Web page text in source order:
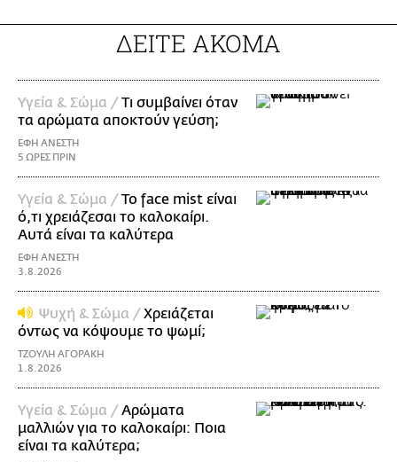
ΔΕΙΤΕ ΑΚΟΜΑ
Υγεία & Σώμα /Τι συμβαίνει όταν
τα αρώματα αποκτούν γεύση;
ΕΦΗ ΑΝΕΣΤΗ
5 ΩΡΕΣ ΠΡΙΝ
Υγεία & Σώμα /Το face mist είναι
ό,τι χρειάζεσαι το καλοκαίρι.
Αυτά είναι τα καλύτερα
ΕΦΗ ΑΝΕΣΤΗ
3.8.2026
Ψυχή & Σώμα /Xρειάζεται
όντως να κόψουμε το ψωμί;
ΤΖΟΥΛΗ ΑΓΟΡΑΚΗ
1.8.2026
Υγεία & Σώμα /Αρώματα
μαλλιών για το καλοκαίρι: Ποια
είναι τα καλύτερα;